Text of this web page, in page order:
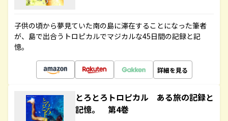
子供の頃から夢見ていた南の島に滞在することになった筆者
が、島で出合うトロピカルでマジカルな45日間の記録と記
憶。
詳細を見る
とろとろトロピカル ある旅の記録と
記憶。 第4巻